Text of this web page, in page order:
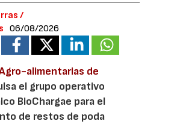
/
06/08/2026
alimentarias de
el grupo operativo
BioChargae para el
de restos de poda